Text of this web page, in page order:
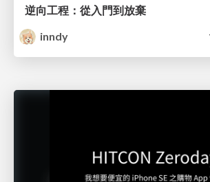
逆向工程：從入門到放棄
inndy